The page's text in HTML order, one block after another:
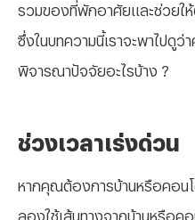
รวมของที่พักอาศัยและช่วยให้
ซึ่งในบทความนี้เราจะพาไปดูว่า
พิจารณาปัจจัยอะไรบ้าง ?
ช่วงเวลาเร่งด่วน
หากคุณต้องการบ้านหรือคอน
ลองใช้เส้นทางจากบ้านหรือค